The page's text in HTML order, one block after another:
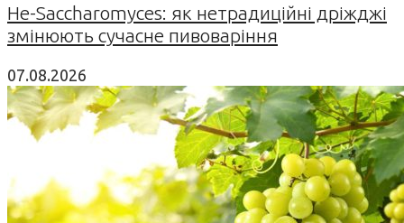
Не-Saccharomyces: як нетрадиційні дріжджі
змінюють сучасне пивоваріння
07.08.2026